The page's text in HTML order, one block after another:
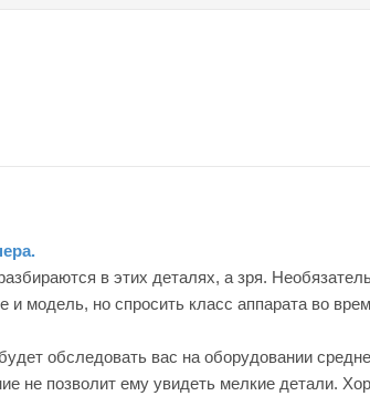
в этих деталях, а зря.
и модель, но спросить класс аппарата во
обследовать вас на оборудовании
не позволит ему увидеть мелкие детали.